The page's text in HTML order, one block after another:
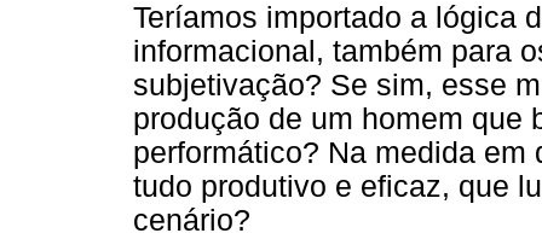
Teríamos importado a lógica
informacional, também para
subjetivação? Se sim, esse
produção de um homem que
performático? Na medida
tudo produtivo e eficaz, que
cenário?